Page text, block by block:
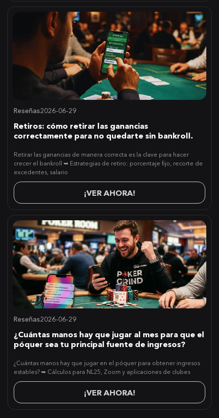
Reseñas2026-06-29
Retiros: cómo retirar las ganancias
correctamente para no quedarte sin bankroll.
Retirar las ganancias de manera correcta es la clave para hacer
crecer el bankroll ➥ Estrategias de retiro: porcentaje fijo, recorte de
excedentes, salario
¡VER AHORA!
Reseñas2026-06-29
¿Cuántas manos hay que jugar al mes para que el
póquer sea tu principal fuente de ingresos?
¿Cuántas manos hay que jugar en el póquer para obtener ingresos
estables? ➥ Cálculos para NL25, Zoom y aplicaciones de clubes
¡VER AHORA!